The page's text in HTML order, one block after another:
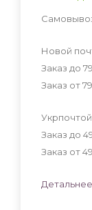
Новой
Заказ до
Заказ от
Заказ до
Заказ от